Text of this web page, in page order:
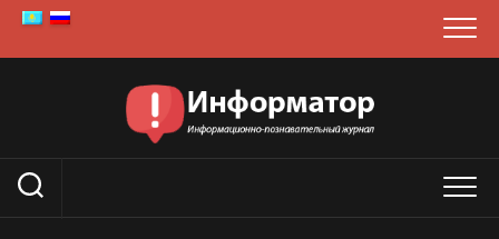
Skip
content